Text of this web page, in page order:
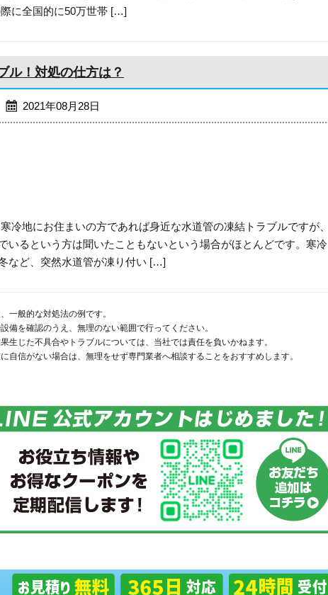
に全国的に50万世帯 […]
ル！対処の仕方は？
2021年08月28日
冷地にお住まいの方であれば身近な水道管の凍結トラブルですが、
いるという方は聞いたこともないという場合がほとんどです。寒冷
など、突然水道管が凍り付い […]
一般的な対処法の例です。
備を確認のうえ、無理のない範囲で行ってください。
生じた不具合やトラブルについては、当社では責任を負いかねます。
自信がない場合は、無理をせず専門業者へ相談することをおすすめします。